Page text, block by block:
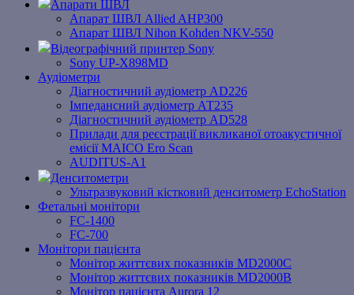
Апарати ШВЛ
Апарат ШВЛ Allied AHP300
Апарат ШВЛ Nihon Kohden NKV-550
Відеографічний принтер Sony
Sony UP-X898MD
Аудіометри
Діагностичний аудіометр AD226
Імпедансний аудіометр АТ235
Діагностичний аудіометр AD528
Прилади для реєстрації викликаної отоакустичної
емісії MAICO Ero Scan
AUDITUS-A1
Денситометри
Ультразвуковий кістковий денситометр EchoStation
Фетальні монітори
FC-1400
FC-700
Монітори пацієнта
Монітор життєвих показників MD2000С
Монітор життєвих показників MD2000В
Mонітоp пацієнта Aurora 12